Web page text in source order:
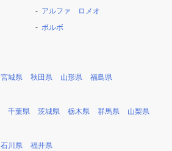
アルファ ロメオ
ボルボ
宮城県 秋田県 山形県 福島県
千葉県 茨城県 栃木県 群馬県 山梨県
石川県 福井県